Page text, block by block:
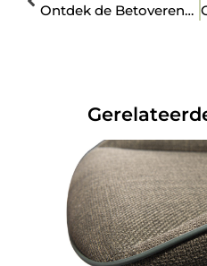
Ontdek de Betoverende Kunst in Berkel en Rodenrijs